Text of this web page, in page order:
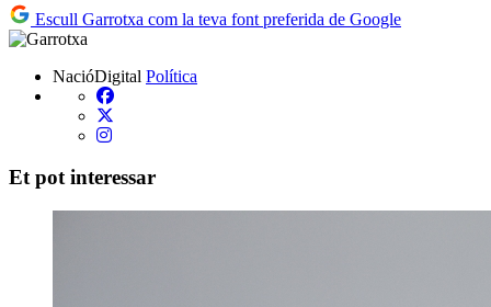
Escull Garrotxa com la teva font preferida de Google
NacióDigital Política
Et pot interessar